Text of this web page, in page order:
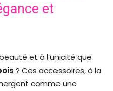
et
et à l’unicité que
? Ces accessoires, à la
comme une